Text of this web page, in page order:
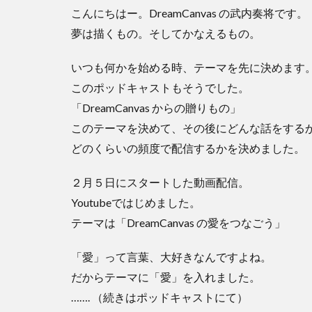
こんにちはー。DreamCanvas の武内奏将です。
夢は描くもの。そしてかなえるもの。
いつも何かを始める時、テーマを先に決めます
このポッドキャストもそうでした。
「DreamCanvas からの贈りもの」
このテーマを決めて、その後にどんな話をする
どのくらいの頻度で配信するかを決めました。
２月５日にスタートした動画配信。
Youtubeではじめました。
テーマは「DreamCanvas の愛をつなごう」
「愛」って言葉、大好きなんですよね。
だからテーマに「愛」を入れました。
……. （続きはポッドキャストにて）